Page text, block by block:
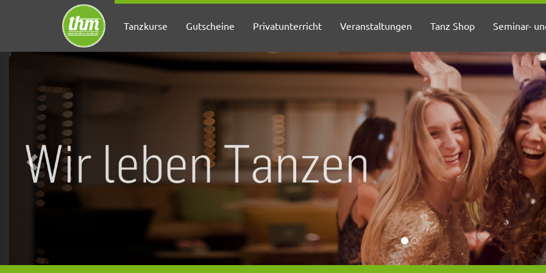
Tanzkurse Gutscheine Privatunterricht Veranstaltungen Tanz Shop Seminar-
Zurück